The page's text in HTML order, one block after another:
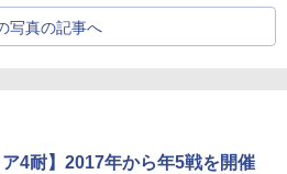
写真の記事へ
ア4耐】2017年から年5戦を開催